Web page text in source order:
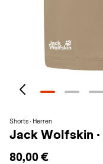
Shorts · Herren
Jack Wolfskin ·
80,00 €